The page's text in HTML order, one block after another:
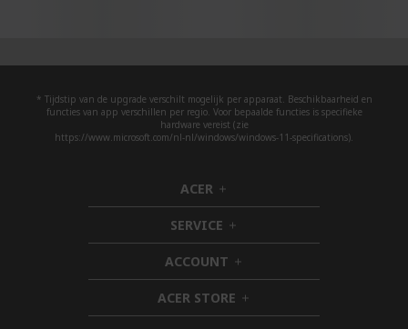
* Tijdstip van de upgrade verschilt mogelijk per apparaat. Beschikbaarheid en
functies van app verschillen per regio. Voor bepaalde functies is specifieke
hardware vereist (zie
https://www.microsoft.com/nl-nl/windows/windows-11-specifications).
ACER h
i
d
d
e
n
SERVICE h
i
d
d
e
n
ACCOUNT h
i
d
d
ACER STORE h
i